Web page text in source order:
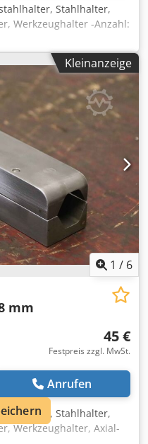
Stahlhalter,
Werkzeughalter -Anzahl:
Dcedpfx Aob A Szhjlcek -
-Gewicht: 12 kg
Kleinanzeige
1 / 6
mm
45 €
Festpreis zzgl. MwSt.
Anrufen
Stahlhalter,
Werkzeughalter, Axial-